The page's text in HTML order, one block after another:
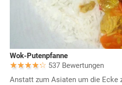
Wok-Putenpfanne
537 Bewertungen
Anstatt zum Asiaten um die Ecke